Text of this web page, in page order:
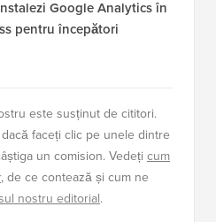
Google Analytics în
pentru începători
este susținut de cititori.
faceți clic pe unele dintre
un comision. Vedeți cum
, de ce contează și cum ne
nostru editorial.